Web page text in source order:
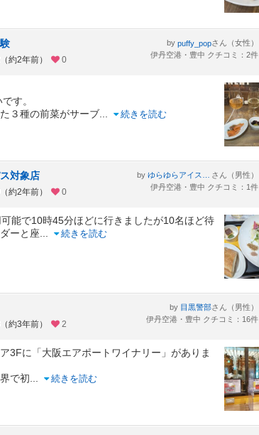
約2年前） 0
by puffy_popさん（女性）
伊丹空港・豊中 クチコミ：2件
す。
３種の前菜がサーブ
続きを読む
対象店
約2年前） 0
by
さん（男性）
伊丹空港・豊中 クチコミ：1件
能で10時45分ほどに行きましたが10名ほど待
ーと座
続きを読む
約3年前） 2
by 目黒警部さん（男性）
伊丹空港・豊中 クチコミ：16件
3Fに「大阪エアポートワイナリー」がありま
で初
続きを読む